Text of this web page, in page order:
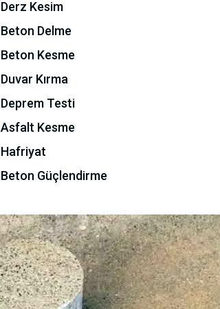
Derz Kesim
Beton Delme
Beton Kesme
Duvar Kırma
Deprem Testi
Asfalt Kesme
Hafriyat
Beton Güçlendirme